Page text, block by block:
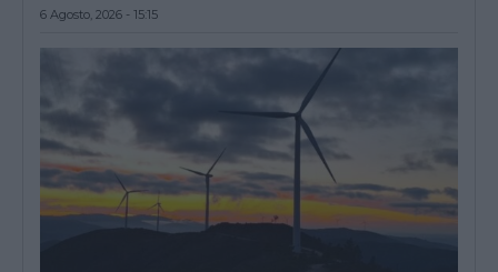
6 Agosto, 2026 - 15:15